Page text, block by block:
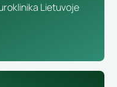
Lietuvoje